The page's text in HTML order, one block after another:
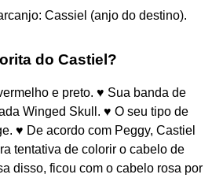
Cassiel (anjo do destino).
do Castiel?
e preto. ♥ Sua banda de
Winged Skull. ♥ O seu tipo de
♥ De acordo com Peggy, Castiel
tentativa de colorir o cabelo de
disso, ficou com o cabelo rosa por